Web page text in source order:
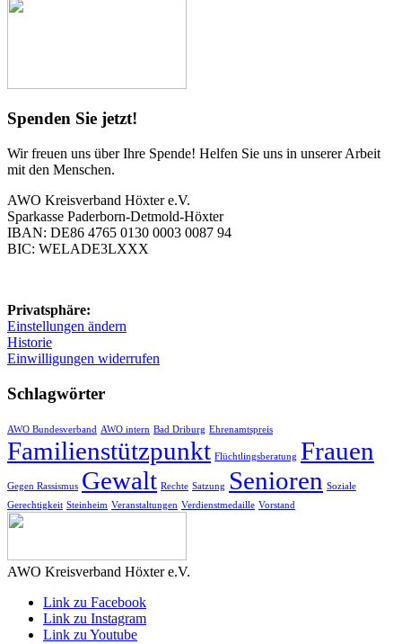
Spenden Sie jetzt!
Wir freuen uns über Ihre Spende! Helfen Sie uns in unserer Arbeit
mit den Menschen.
AWO Kreisverband Höxter e.V.
Sparkasse Paderborn-Detmold-Höxter
IBAN: DE86 4765 0130 0003 0087 94
BIC: WELADE3LXXX
Privatsphäre:
Einstellungen ändern
Historie
Einwilligungen widerrufen
Schlagwörter
AWO Bundesverband AWO intern Bad Driburg Ehrenamtspreis
Familienstützpunkt Flüchtlingsberatung Frauen
Gegen Rassismus Gewalt Rechte Satzung Senioren Soziale
Gerechtigkeit Steinheim Veranstaltungen Verdienstmedaille Vorstand
AWO Kreisverband Höxter e.V.
Link zu Facebook
Link zu Instagram
Link zu Youtube